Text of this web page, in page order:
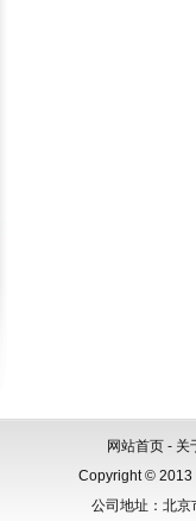
份有利的保障
规程分享
解答
么影响？
置的作用分别是什么？
网站首页 - 关
Copyright © 2013
公司地址：北